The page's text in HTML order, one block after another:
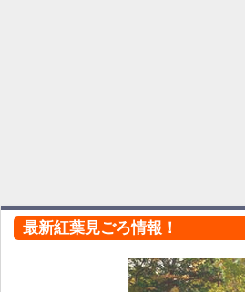
最新紅葉見ごろ情報！